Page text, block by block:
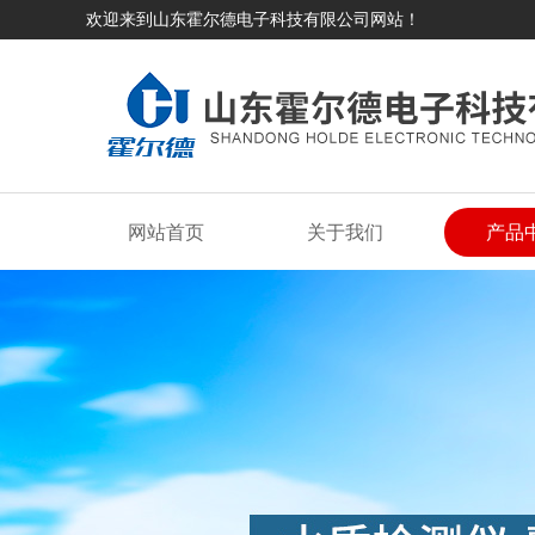
欢迎来到山东霍尔德电子科技有限公司网站！
网站首页 关于我们 产品